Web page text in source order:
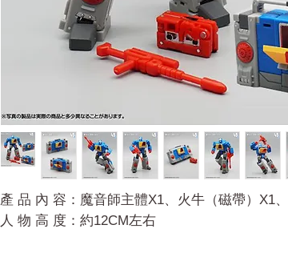
產 品 內 容：魔音師主體X1、火牛（磁帶）X1
人 物 高 度：約12CM左右